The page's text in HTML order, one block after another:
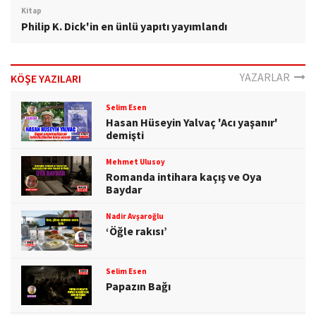
Kitap
Philip K. Dick'in en ünlü yapıtı yayımlandı
KÖŞE YAZILARI YAZARLAR
Selim Esen
Hasan Hüseyin Yalvaç 'Acı yaşanır'
demişti
Mehmet Ulusoy
Romanda intihara kaçış ve Oya
Baydar
Nadir Avşaroğlu
‘Öğle rakısı’
Selim Esen
Papazın Bağı